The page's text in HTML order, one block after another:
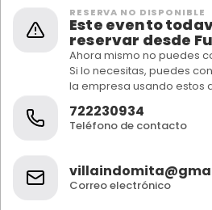
RESERVA NO DISPONIBLE
Este evento
reservar desde
Ahora mismo no puedes
Si lo necesitas, puedes
la empresa usando estos
722230934
Teléfono de contacto
Correo electrónico